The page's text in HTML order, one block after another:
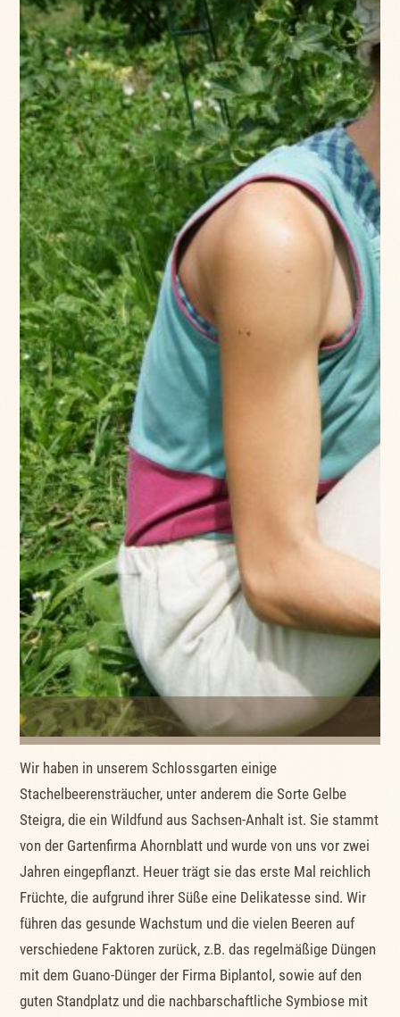
Wir haben in unserem Schlossgarten einige
Stachelbeerensträucher, unter anderem die Sorte Gelbe
Steigra, die ein Wildfund aus Sachsen-Anhalt ist. Sie stammt
von der Gartenfirma Ahornblatt und wurde von uns vor zwei
Jahren eingepflanzt. Heuer trägt sie das erste Mal reichlich
Früchte, die aufgrund ihrer Süße eine Delikatesse sind. Wir
führen das gesunde Wachstum und die vielen Beeren auf
verschiedene Faktoren zurück, z.B. das regelmäßige Düngen
mit dem Guano-Dünger der Firma Biplantol, sowie auf den
guten Standplatz und die nachbarschaftliche Symbiose mit